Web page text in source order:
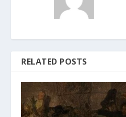
RELATED POSTS